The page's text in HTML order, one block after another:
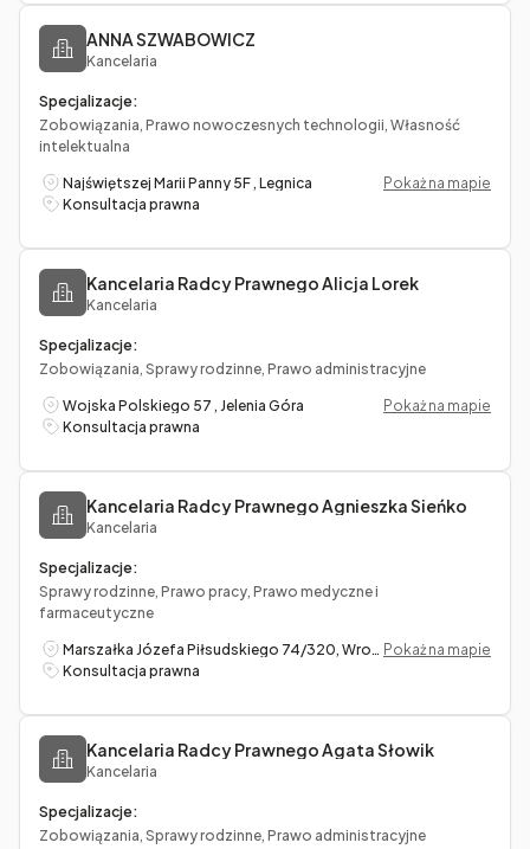
ANNA SZWABOWICZ
Kancelaria
Specjalizacje:
Zobowiązania, Prawo nowoczesnych technologii, Własność
intelektualna
Najświętszej Marii Panny 5F , Legnica
Pokaż na mapie
Konsultacja prawna
Kancelaria Radcy Prawnego Alicja Lorek
Kancelaria
Specjalizacje:
Zobowiązania, Sprawy rodzinne, Prawo administracyjne
Wojska Polskiego 57 , Jelenia Góra
Pokaż na mapie
Konsultacja prawna
Kancelaria Radcy Prawnego Agnieszka Sieńko
Kancelaria
Specjalizacje:
Sprawy rodzinne, Prawo pracy, Prawo medyczne i
farmaceutyczne
Marszałka Józefa Piłsudskiego 74/320, Wrocław Pokaż na mapie
Konsultacja prawna
Kancelaria Radcy Prawnego Agata Słowik
Kancelaria
Specjalizacje:
Zobowiązania, Sprawy rodzinne, Prawo administracyjne